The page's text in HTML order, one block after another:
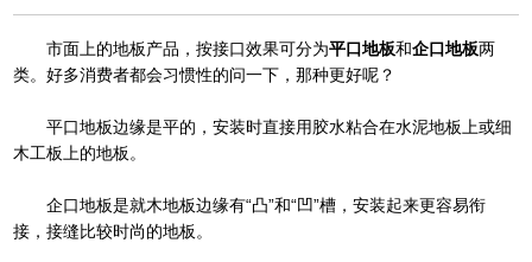
市面上的地板产品，按接口效果可分为平口地板和企口地板两
类。好多消费者都会习惯性的问一下，那种更好呢？
平口地板边缘是平的，安装时直接用胶水粘合在水泥地板上或细
木工板上的地板。
企口地板是就木地板边缘有“凸”和“凹”槽，安装起来更容易衔
接，接缝比较时尚的地板。